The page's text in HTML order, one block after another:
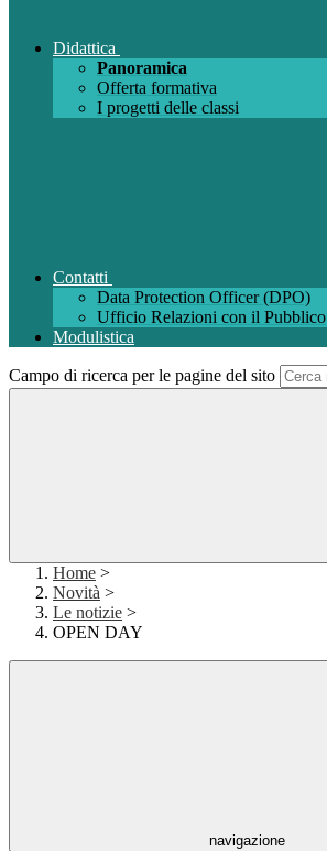
Didattica
Panoramica
Offerta formativa
I progetti delle classi
Contatti
Data Protection Officer (DPO)
Ufficio Relazioni con il Pubblico
Modulistica
Campo di ricerca per le pagine del sito
Home >
Novità >
Le notizie >
OPEN DAY
navigazione